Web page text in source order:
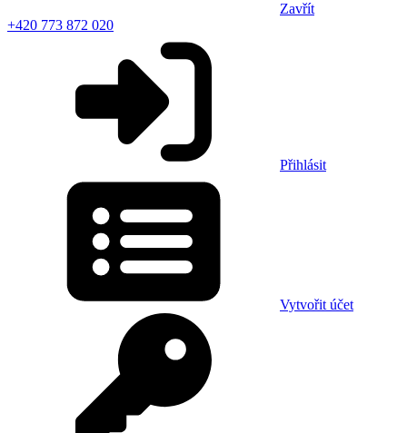
Zavřít
+420 773 872 020
Přihlásit
Vytvořit účet